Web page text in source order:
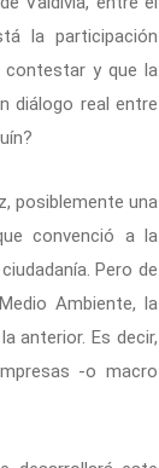
la participación
contestar y que la
diálogo real entre
posiblemente una
convenció a la
Pero de
Ambiente, la
anterior. Es decir,
-o macro